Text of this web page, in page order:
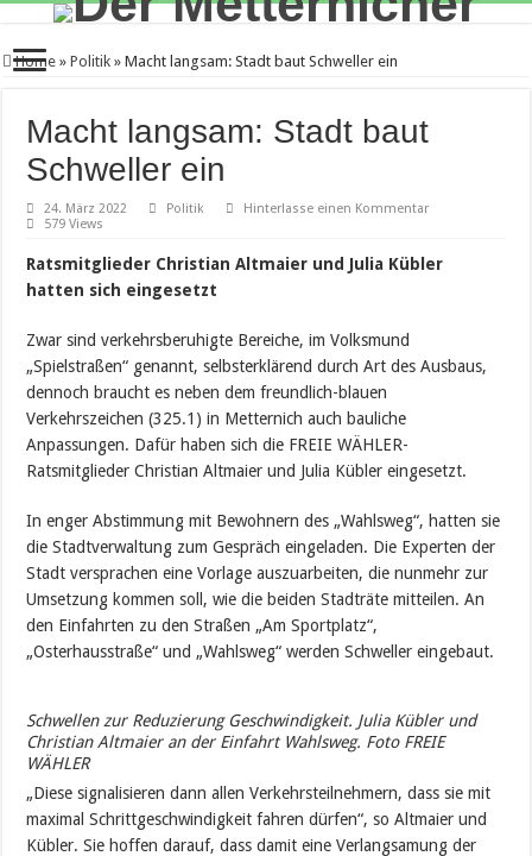
Home » Politik » Macht langsam: Stadt baut Schweller ein
Macht langsam: Stadt baut
Schweller ein
24. März 2022 Politik
Hinterlasse einen Kommentar
579 Views
Ratsmitglieder Christian Altmaier und Julia Kübler
hatten sich eingesetzt
Zwar sind verkehrsberuhigte Bereiche, im Volksmund
„Spielstraßen“ genannt, selbsterklärend durch Art des Ausbaus,
dennoch braucht es neben dem freundlich-blauen
Verkehrszeichen (325.1) in Metternich auch bauliche
Anpassungen. Dafür haben sich die FREIE WÄHLER-
Ratsmitglieder Christian Altmaier und Julia Kübler eingesetzt.
In enger Abstimmung mit Bewohnern des „Wahlsweg“, hatten sie
die Stadtverwaltung zum Gespräch eingeladen. Die Experten der
Stadt versprachen eine Vorlage auszuarbeiten, die nunmehr zur
Umsetzung kommen soll, wie die beiden Stadträte mitteilen. An
den Einfahrten zu den Straßen „Am Sportplatz“,
„Osterhausstraße“ und „Wahlsweg“ werden Schweller eingebaut.
Schwellen zur Reduzierung Geschwindigkeit. Julia Kübler und
Christian Altmaier an der Einfahrt Wahlsweg. Foto FREIE
WÄHLER
„Diese signalisieren dann allen Verkehrsteilnehmern, dass sie mit
maximal Schrittgeschwindigkeit fahren dürfen“, so Altmaier und
Kübler. Sie hoffen darauf, dass damit eine Verlangsamung der